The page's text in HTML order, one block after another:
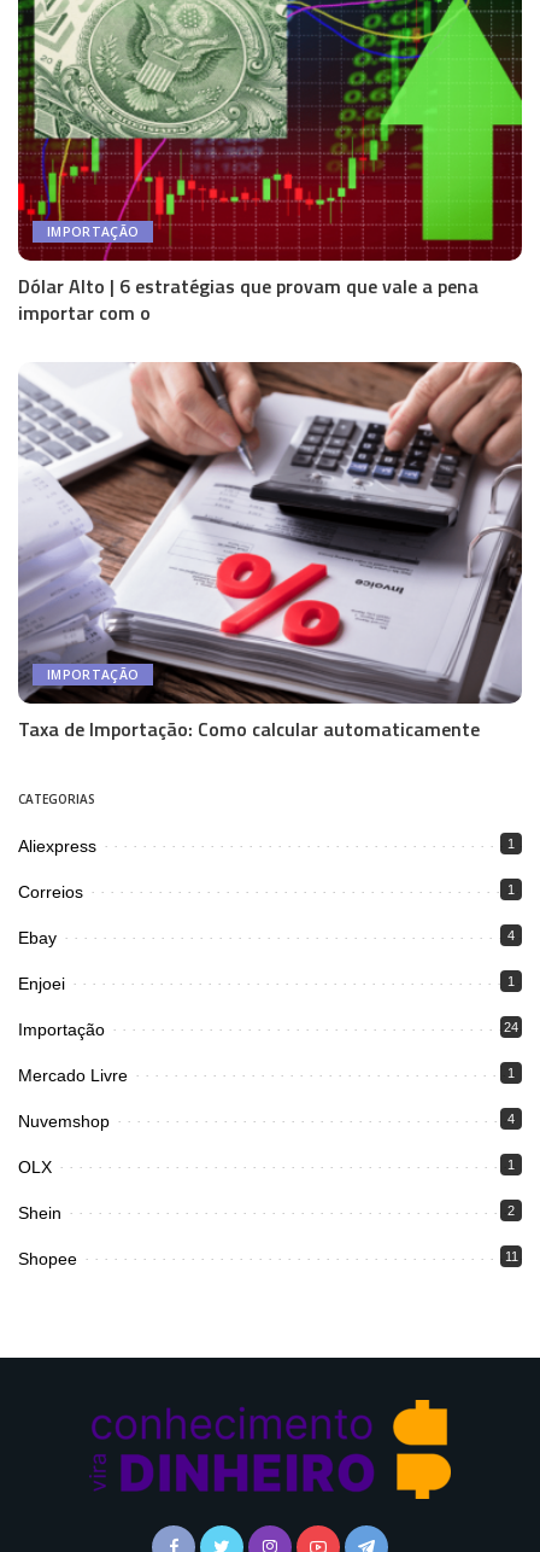
IMPORTAÇÃO
Dólar Alto | 6 estratégias que provam que vale a pena
importar com o
IMPORTAÇÃO
Taxa de Importação: Como calcular automaticamente
CATEGORIAS
Aliexpress 1
Correios 1
Ebay 4
Enjoei 1
Importação 24
Mercado Livre 1
Nuvemshop 4
OLX 1
Shein 2
Shopee 11